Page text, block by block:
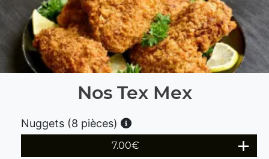
Nos Tex Mex
Nuggets (8 pièces)
7.00€